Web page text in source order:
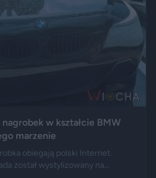
w kształcie BMW
marzenie
obiegają polski Internet.
został wystylizowany na